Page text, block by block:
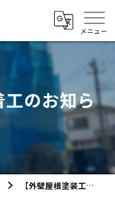
のお知ら
【外壁屋根塗装工事着工のお知らせ】